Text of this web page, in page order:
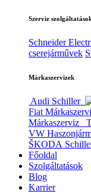
Szerviz
Schneider
cserejárművek
Márkaszervizek
Audi Schiller
Fiat
Márkaszerviz
VW
ŠKODA
Főoldal
Szolgáltatások
Blog
Karrier